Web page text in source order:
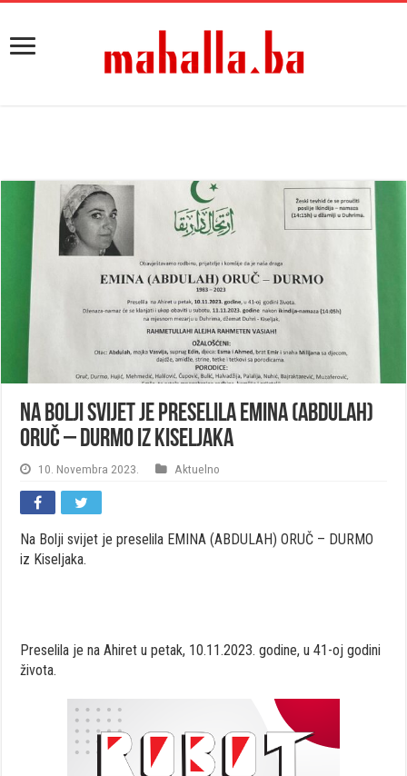
Na Bolji svijet je preselila EMINA (ABDULAH)
ORUČ – DURMO iz Kiseljaka
10. Novembra 2023. Aktuelno
Na Bolji svijet je preselila EMINA (ABDULAH) ORUČ – DURMO
iz Kiseljaka.
Preselila je na Ahiret u petak, 10.11.2023. godine, u 41-oj godini
života.